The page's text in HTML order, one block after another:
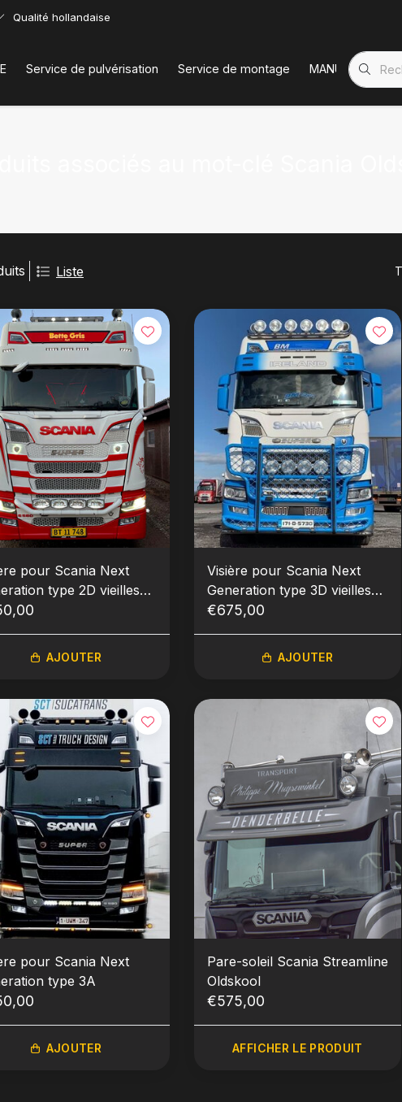
Qualité hollandaise
Service de pulvérisation Service de montage MANUELS
Liste
pour Scania Next
type 2D vieilles
AJOUTER
Visière pour Scania Next
Generation type 3D vieilles
lampes
€675,00
AJOUTER
pour Scania Next
type 3A
AJOUTER
Pare-soleil Scania Streamline
Oldskool
€575,00
AFFICHER LE PRODUIT